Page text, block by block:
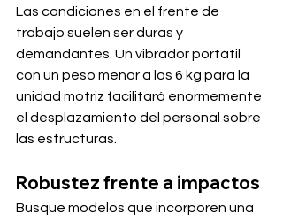
Las condiciones en el frente de
trabajo suelen ser duras y
demandantes. Un vibrador portátil
con un peso menor a los 6 kg para la
unidad motriz facilitará enormemente
el desplazamiento del personal sobre
las estructuras.
Robustez frente a impactos
Busque modelos que incorporen una